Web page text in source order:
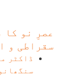
عصرِ نو کا
سقراطی و
ڈاکٹر